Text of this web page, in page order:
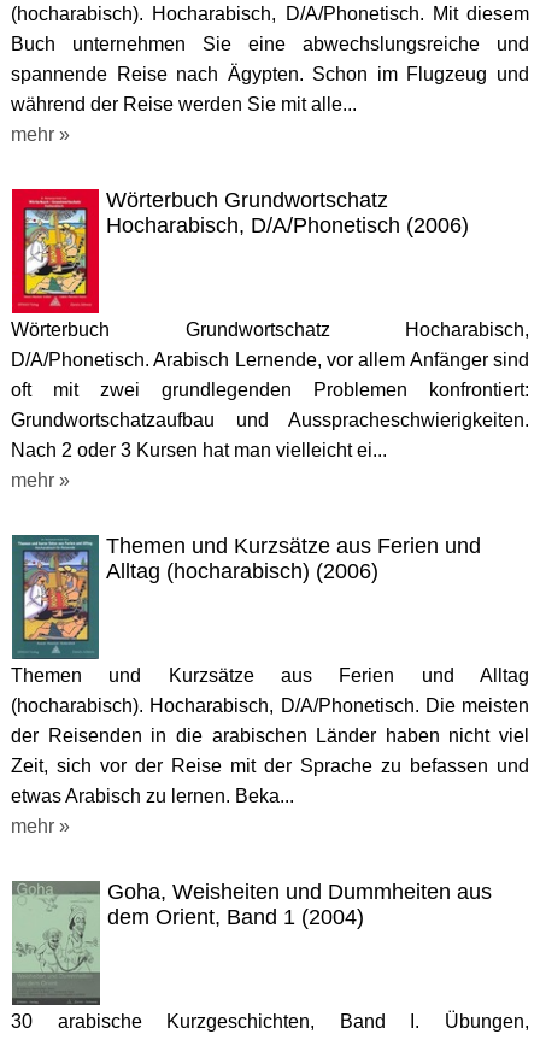
(hocharabisch). Hocharabisch, D/A/Phonetisch. Mit diesem
Buch unternehmen Sie eine abwechslungsreiche und
spannende Reise nach Ägypten. Schon im Flugzeug und
während der Reise werden Sie mit alle...
mehr »
Wörterbuch Grundwortschatz
Hocharabisch, D/A/Phonetisch (2006)
Wörterbuch Grundwortschatz Hocharabisch,
D/A/Phonetisch. Arabisch Lernende, vor allem Anfänger sind
oft mit zwei grundlegenden Problemen konfrontiert:
Grundwortschatzaufbau und Ausspracheschwierigkeiten.
Nach 2 oder 3 Kursen hat man vielleicht ei...
mehr »
Themen und Kurzsätze aus Ferien und
Alltag (hocharabisch) (2006)
Themen und Kurzsätze aus Ferien und Alltag
(hocharabisch). Hocharabisch, D/A/Phonetisch. Die meisten
der Reisenden in die arabischen Länder haben nicht viel
Zeit, sich vor der Reise mit der Sprache zu befassen und
etwas Arabisch zu lernen. Beka...
mehr »
Goha, Weisheiten und Dummheiten aus
dem Orient, Band 1 (2004)
30 arabische Kurzgeschichten, Band I. Übungen,